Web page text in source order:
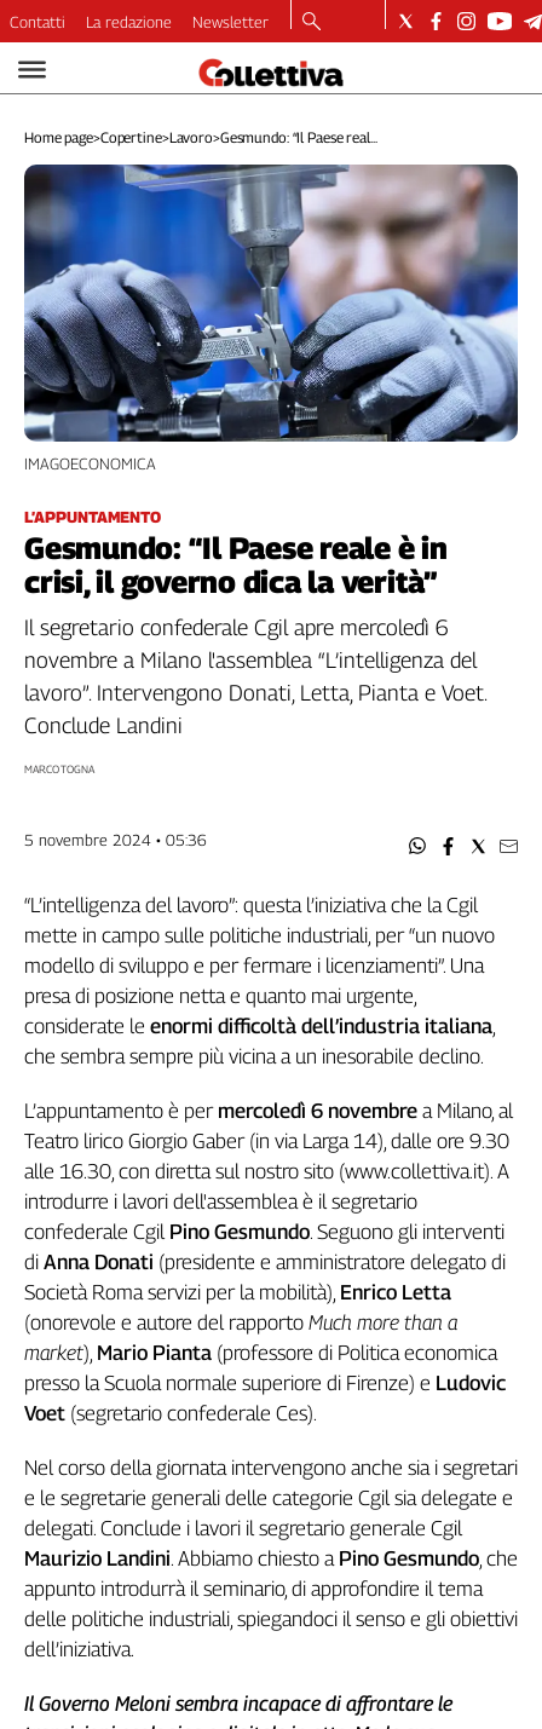
Video
Dirette
Longform
Copertine
Economia
Lavoro
Ambiente
Diritti
Welfare
Italia
Internazionale
Culture
Categorie
Filcams
Filctem
Fillea
Fiom
Fisac
Flc
Nidil
Spi
Inca
Caaf
Speciali
G8
Genova,
il
sangue
della
ragione
120
anni
Cgil
Collettiva
Academy
Collettiva
Play
Collettiva
Talk
La
Collettiva
Girasoli
Il
Contatti La redazione Newsletter
Home page>Copertine>Lavoro>Gesmundo: “Il Paese real...
L’APPUNTAMENTO
Gesmundo: “Il Paese reale è in
crisi, il governo dica la verità”
IMAGOECONOMICA
Il segretario confederale Cgil apre mercoledì 6
novembre a Milano l'assemblea “L’intelligenza del
lavoro”. Intervengono Donati, Letta, Pianta e Voet.
Conclude Landini
MARCO TOGNA
5 novembre 2024 • 05:36
“L’intelligenza del lavoro”: questa l’iniziativa che la Cgil
mette in campo sulle politiche industriali, per “un nuovo
modello di sviluppo e per fermare i licenziamenti”. Una
presa di posizione netta e quanto mai urgente,
considerate le enormi difficoltà dell’industria italiana,
che sembra sempre più vicina a un inesorabile declino.
L’appuntamento è per mercoledì 6 novembre a Milano, al
Teatro lirico Giorgio Gaber (in via Larga 14), dalle ore 9.30
alle 16.30, con diretta sul nostro sito (www.collettiva.it). A
introdurre i lavori dell'assemblea è il segretario
confederale Cgil Pino Gesmundo. Seguono gli interventi
di Anna Donati (presidente e amministratore delegato di
Società Roma servizi per la mobilità), Enrico Letta
(onorevole e autore del rapporto Much more than a
market), Mario Pianta (professore di Politica economica
presso la Scuola normale superiore di Firenze) e Ludovic
Voet (segretario confederale Ces).
Nel corso della giornata intervengono anche sia i segretari
e le segretarie generali delle categorie Cgil sia delegate e
delegati. Conclude i lavori il segretario generale Cgil
Maurizio Landini. Abbiamo chiesto a Pino Gesmundo, che
appunto introdurrà il seminario, di approfondire il tema
delle politiche industriali, spiegandoci il senso e gli obiettivi
dell’iniziativa.
Il Governo Meloni sembra incapace di affrontare le